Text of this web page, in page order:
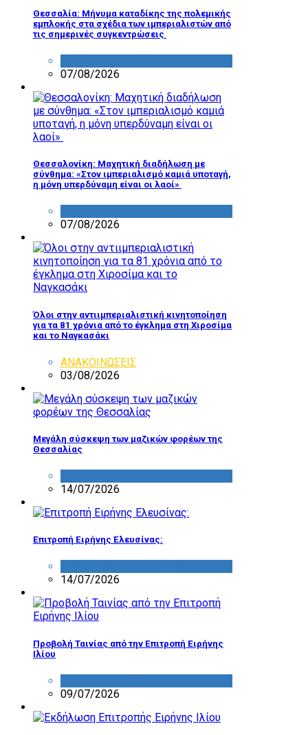
Θεσσαλία: Μήνυμα καταδίκης της πολεμικής
εμπλοκής στα σχέδια των ιμπεριαλιστών από
τις σημερινές συγκεντρώσεις
07/08/2026
Θεσσαλονίκη: Μαχητική διαδήλωση με
σύνθημα: «Στον ιμπεριαλισμό καμιά υποταγή,
η μόνη υπερδύναμη είναι οι λαοί»
07/08/2026
Όλοι στην αντιιμπεριαλιστική κινητοποίηση
για τα 81 χρόνια από το έγκλημα στη Χιροσίμα
και το Ναγκασάκι
ΑΝΑΚΟΙΝΩΣΕΙΣ
03/08/2026
Μεγάλη σύσκεψη των μαζικών φορέων της
Θεσσαλίας
14/07/2026
Επιτροπή Ειρήνης Ελευσίνας:
14/07/2026
Προβολή Ταινίας από την Επιτροπή Ειρήνης
Ιλίου
09/07/2026